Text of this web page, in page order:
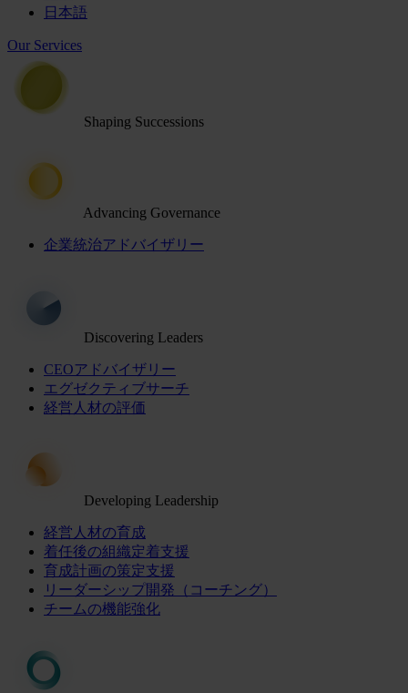
日本語
Our Services
Shaping Successions
Advancing Governance
企業統治アドバイザリー
Discovering Leaders
CEOアドバイザリー
エグゼクティブサーチ
経営人材の評価
Developing Leadership
経営人材の育成
着任後の組織定着支援
育成計画の策定支援
リーダーシップ開発（コーチング）
チームの機能強化